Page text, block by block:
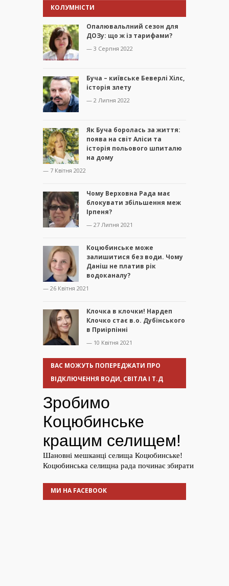
КОЛУМНІСТИ
Опалювальлний сезон для
ДОЗу: що ж із тарифами?
— 3 Серпня 2022
Буча – київське Беверлі Хілс,
історія злету
— 2 Липня 2022
Як Буча боролась за життя:
поява на світ Аліси та
історія польового шпиталю
на дому
— 7 Квітня 2022
Чому Верховна Рада має
блокувати збільшення меж
Ірпеня?
— 27 Липня 2021
Коцюбинське може
залишитися без води. Чому
Даніш не платив рік
водоканалу?
— 26 Квітня 2021
Клочка в клочки! Нардеп
Клочко стає в.о. Дубінського
в Приірпінні
— 10 Квітня 2021
ВАС МОЖУТЬ ПОПЕРЕДЖАТИ ПРО
ВІДКЛЮЧЕННЯ ВОДИ, СВІТЛА І Т.Д
МИ НА FACEBOOK